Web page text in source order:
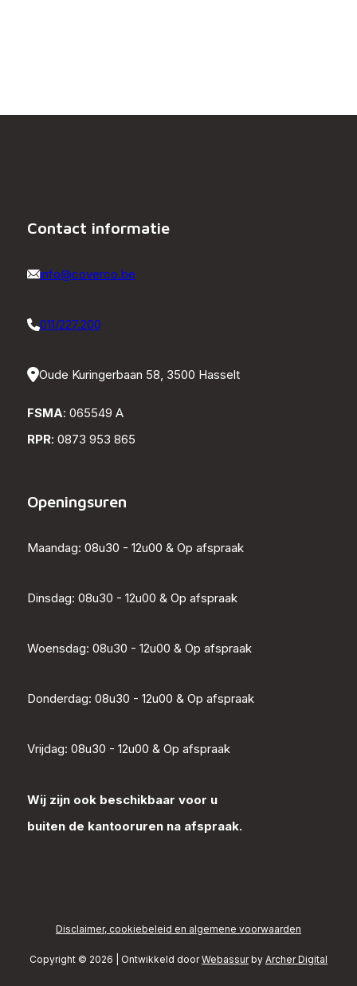
Contact informatie
info@coverco.be
011/227.200
Oude Kuringerbaan 58, 3500 Hasselt
FSMA: 065549 A
RPR: 0873 953 865
Openingsuren
Maandag: 08u30 - 12u00 & Op afspraak
Dinsdag: 08u30 - 12u00 & Op afspraak
Woensdag: 08u30 - 12u00 & Op afspraak
Donderdag: 08u30 - 12u00 & Op afspraak
Vrijdag: 08u30 - 12u00 & Op afspraak
Wij zijn ook beschikbaar voor u
buiten de kantooruren na afspraak.
Disclaimer, cookiebeleid en algemene voorwaarden
Copyright © 2026 | Ontwikkeld doorWebassurby Archer Digital